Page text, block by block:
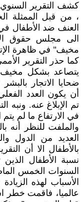
كشف التقرير السنوي
، من قبل الممثلة
العنف ضد الأطفال
الى مجلس حقوق
مخيف" في ظاهرة
كما حذر التقرير
ضحايا الاتجار
أن يكون العدد
تم الإبلاغ عنه. ونبه
في الارتفاع ما لم
والملفت للنظر أنه
العديد من الدول
بالأطفال الا أن
نسبة الأطفال
السنوات الخمس
الأسباب لهذه
عالميا، فاقمت خطر